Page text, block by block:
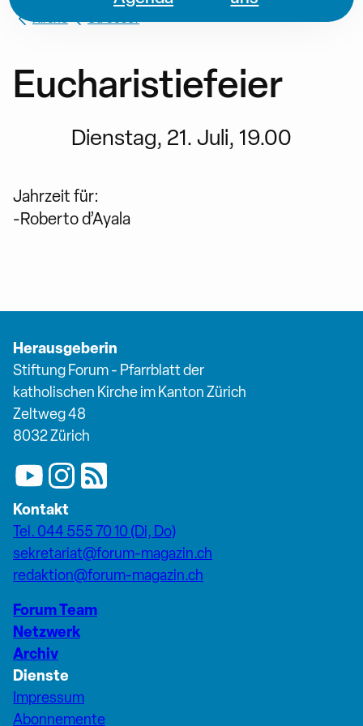
Kirche St. Josef
Eucharistiefeier
Dienstag, 21. Juli, 19.00
Jahrzeit für:
-Roberto d’Ayala
Herausgeberin
Stiftung Forum - Pfarrblatt der
katholischen Kirche im Kanton Zürich
Zeltweg 48
8032 Zürich
Kontakt
Tel. 044 555 70 10 (Di, Do)
sekretariat@forum-magazin.ch
redaktion@forum-magazin.ch
Forum Team
Netzwerk
Archiv
Dienste
Impressum
Abonnemente